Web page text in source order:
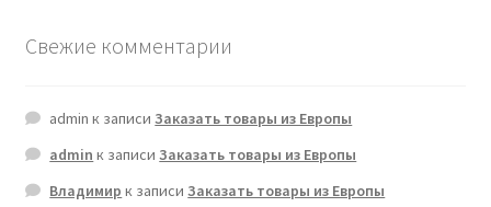
Свежие комментарии
admin к записиЗаказать товары из Европы
admin к записиЗаказать товары из Европы
Владимир к записиЗаказать товары из Европы